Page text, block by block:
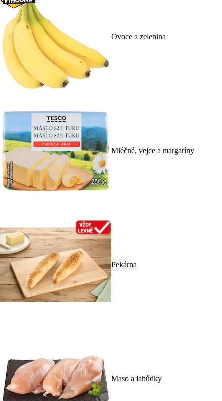
Ovoce a zelenina
Mléčné, vejce a margaríny
Pekárna
Maso a lahůdky